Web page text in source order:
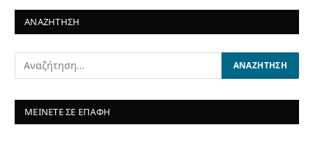
ΑΝΑΖΗΤΗΣΗ
ΜΕΙΝΕΤΕ ΣΕ ΕΠΑΦΗ